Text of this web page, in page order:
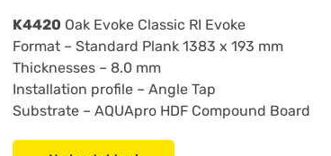
K4420 Oak Evoke Classic RI Evoke
Format – Standard Plank 1383 x 193 mm
Thicknesses – 8.0 mm
Installation profile – Angle Tap
Substrate – AQUApro HDF Compound Board